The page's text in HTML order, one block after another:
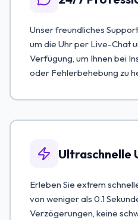
Unser freundliches
um die Uhr per Live-Chat
Verfügung, um Ihnen bei
oder Fehlerbehebung zu
Ultraschnelle
Erleben Sie extrem
von weniger als 0.1
Verzögerungen, keine